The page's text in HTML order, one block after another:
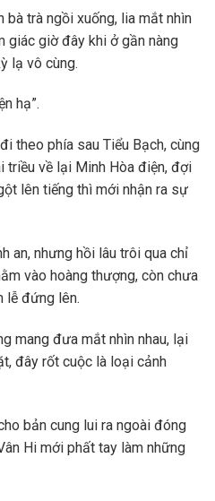
trà ngồi xuống, lia mắt nhìn
giác giờ đây khi ở gần nàng
lạ vô cùng.
hạ”.
theo phía sau Tiểu Bạch, cùng
triều về lại Minh Hòa điện, đợi
lên tiếng thì mới nhận ra sự
an, nhưng hồi lâu trôi qua chỉ
vào hoàng thượng, còn chưa
lễ đứng lên.
mang đưa mắt nhìn nhau, lại
đây rốt cuộc là loại cảnh
bản cung lui ra ngoài đóng
Hi mới phất tay làm những